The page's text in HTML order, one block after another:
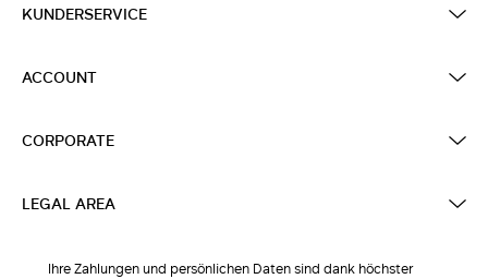
KUNDERSERVICE
ACCOUNT
CORPORATE
LEGAL AREA
Ihre Zahlungen und persönlichen Daten sind dank höchster